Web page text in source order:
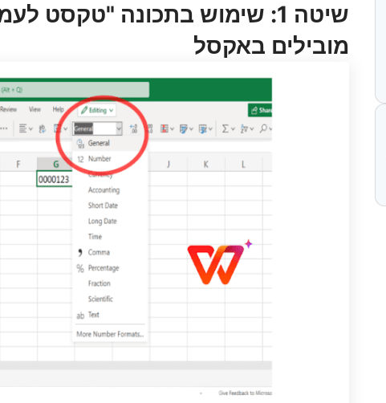
שיטה 1: שימוש בתכונה "טקסט
מובילים באקסל